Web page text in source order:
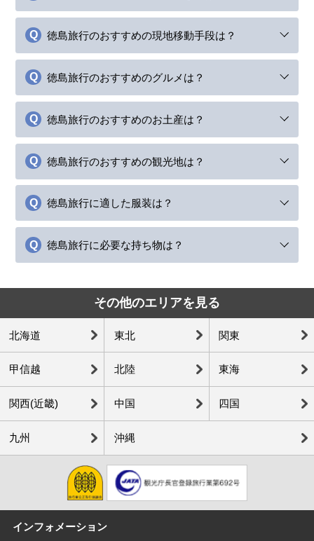
徳島旅行のおすすめの現地移動手段は？
徳島旅行のおすすめのグルメは？
徳島旅行のおすすめのお土産は？
徳島旅行のおすすめの観光地は？
徳島旅行に適した服装は？
徳島旅行に必要な持ち物は？
その他のエリアを見る
北海道 東北 関東
甲信越 北陸 東海
関西(近畿) 中国 四国
九州 沖縄
インフォメーション